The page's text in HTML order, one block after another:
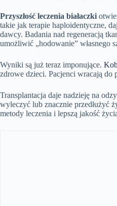
Przyszłość leczenia białaczki
takie jak terapie haploidentyczne,
dawcy. Badania nad regeneracją
umożliwić „hodowanie” własnego
Wyniki są już teraz imponujące.
zdrowe dzieci. Pacjenci wracają do
Transplantacja daje nadzieję na
wyleczyć lub znacznie przedłużyć
metody leczenia i lepszą jakość